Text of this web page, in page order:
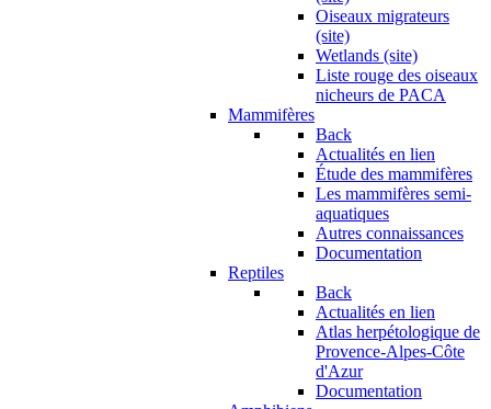
Oiseaux migrateurs
(site)
Wetlands (site)
Liste rouge des oiseaux
nicheurs de PACA
Mammifères
Back
Actualités en lien
Étude des mammifères
Les mammifères semi-
aquatiques
Autres connaissances
Documentation
Reptiles
Back
Actualités en lien
Atlas herpétologique de
Provence-Alpes-Côte
d'Azur
Documentation